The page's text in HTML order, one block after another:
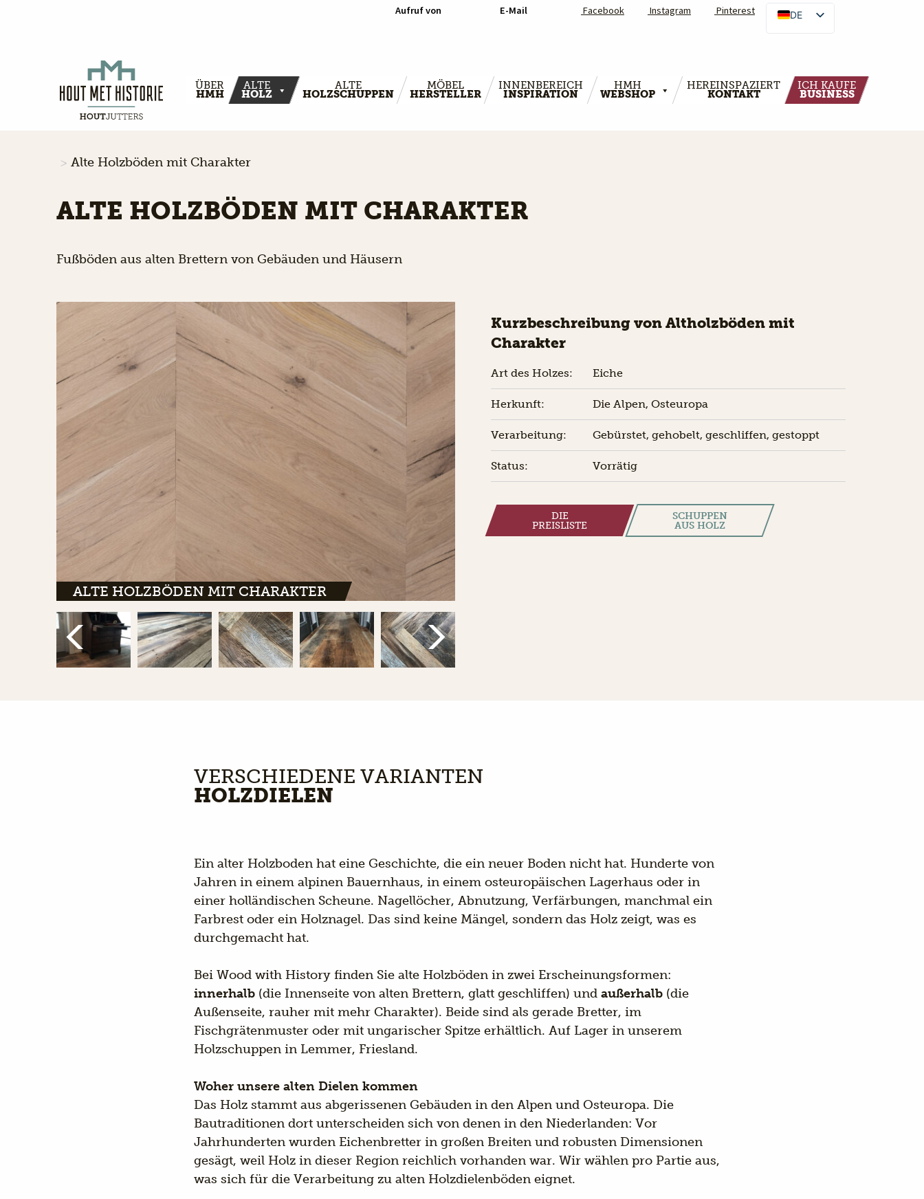
Aufruf von E-Mail Facebook Instagram Pinterest DE
ÜBER
HMH
ALTE
HOLZ
ALTE
HOLZSCHUPPEN
MÖBEL
HERSTELLER
INNENBEREICH
INSPIRATION
HMH
WEBSHOP
HEREINSPAZIERT
KONTAKT
ICH KAUFE
BUSINESS
Alte Holzböden mit Charakter
ALTE HOLZBÖDEN MIT CHARAKTER
Fußböden aus alten Brettern von Gebäuden und Häusern
ALTE HOLZBÖDEN MIT CHARAKTER
Kurzbeschreibung von Altholzböden mit
Charakter
Art des Holzes: Eiche
Herkunft: Die Alpen, Osteuropa
Verarbeitung: Gebürstet, gehobelt, geschliffen, gestoppt
Status: Vorrätig
DIE
PREISLISTE
SCHUPPEN
AUS HOLZ
VERSCHIEDENE VARIANTEN
HOLZDIELEN
Ein alter Holzboden hat eine Geschichte, die ein neuer Boden nicht hat. Hunderte von
Jahren in einem alpinen Bauernhaus, in einem osteuropäischen Lagerhaus oder in
einer holländischen Scheune. Nagellöcher, Abnutzung, Verfärbungen, manchmal ein
Farbrest oder ein Holznagel. Das sind keine Mängel, sondern das Holz zeigt, was es
durchgemacht hat.
Bei Wood with History finden Sie alte Holzböden in zwei Erscheinungsformen:
innerhalb (die Innenseite von alten Brettern, glatt geschliffen) und außerhalb (die
Außenseite, rauher mit mehr Charakter). Beide sind als gerade Bretter, im
Fischgrätenmuster oder mit ungarischer Spitze erhältlich. Auf Lager in unserem
Holzschuppen in Lemmer, Friesland.
Woher unsere alten Dielen kommen
Das Holz stammt aus abgerissenen Gebäuden in den Alpen und Osteuropa. Die
Bautraditionen dort unterscheiden sich von denen in den Niederlanden: Vor
Jahrhunderten wurden Eichenbretter in großen Breiten und robusten Dimensionen
gesägt, weil Holz in dieser Region reichlich vorhanden war. Wir wählen pro Partie aus,
was sich für die Verarbeitung zu alten Holzdielenböden eignet.